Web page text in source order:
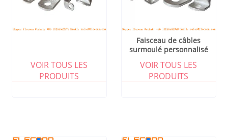
VOIR TOUS LES
PRODUITS
Faisceau de câbles
surmoulé personnalisé
d'assemblage de câbles
Molex
VOIR TOUS LES
PRODUITS